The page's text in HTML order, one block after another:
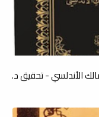
الأندلسي - تحقيق د.